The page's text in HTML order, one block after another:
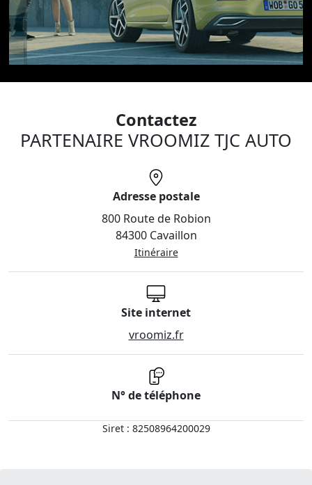
Contactez
PARTENAIRE VROOMIZ TJC AUTO
Adresse postale
800 Route de Robion
84300 Cavaillon
Itinéraire
Site internet
vroomiz.fr
N° de téléphone
Siret : 82508964200029